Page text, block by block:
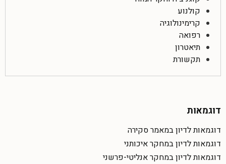
קולנוע
קרימינולוגיה
רפואה
תיאטרון
תקשורת
דוגמאות
דוגמאות לדיון במאמר סקירה
דוגמאות לדיון במחקר איכותני
דוגמאות לדיון במחקר אנליטי-פרשני